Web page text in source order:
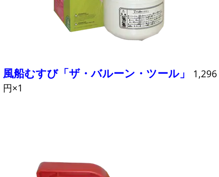
風船むすび「ザ・バルーン・ツール」
1,296
円×1